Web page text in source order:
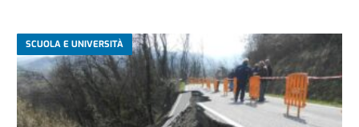
SCUOLA E UNIVERSITÀ